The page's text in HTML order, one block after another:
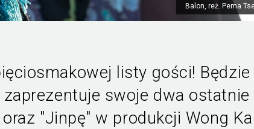
Balon, reż. Pema
listy gości!
swoje dwa ostatnie
"Jinpę" w produkcji Wong